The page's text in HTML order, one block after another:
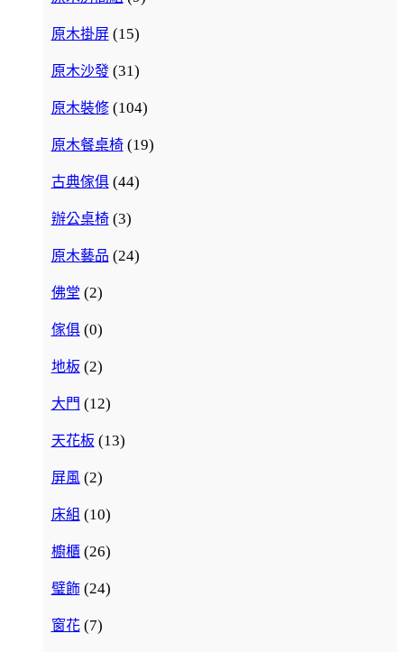
原木掛屏 (15)
原木沙發 (31)
原木裝修 (104)
原木餐桌椅 (19)
古典傢俱 (44)
辦公桌椅 (3)
原木藝品 (24)
佛堂 (2)
傢俱 (0)
地板 (2)
大門 (12)
天花板 (13)
屏風 (2)
床組 (10)
櫥櫃 (26)
璧飾 (24)
窗花 (7)